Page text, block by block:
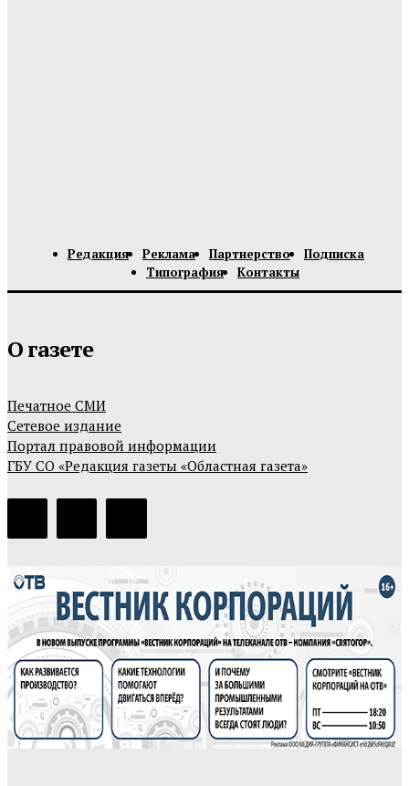
Редакция Реклама Партнерство
Подписка
Типография
Контакты
О газете
Печатное СМИ
Сетевое издание
Портал правовой информации
ГБУ СО «Редакция газеты «Областная газета»